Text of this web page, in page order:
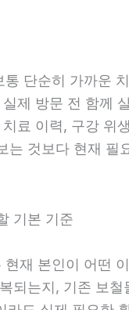
통 단순히 가까운
제 방문 전 함께
료 이력, 구강 위
는 것보다 현재
기본 기준
현재 본인이 어떤
되는지, 기존 보